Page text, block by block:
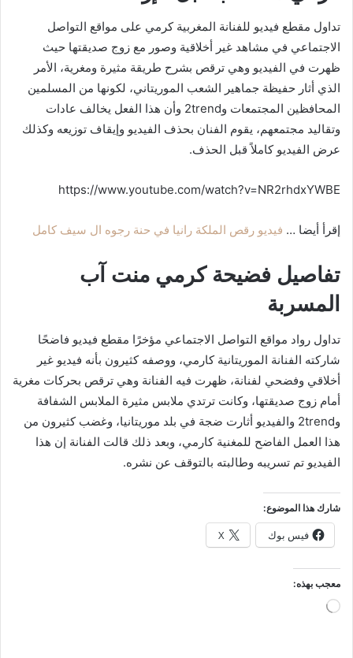
تداول مقطع فيديو للفنانة المغربية كرمي على مواقع التواصل
الاجتماعي في مشاهد غير أخلاقية وصور مع زوج صديقتها حيث
ظهرت في الفيديو وهي ترقص بشرح طريقة مثيرة ومغرية، الأمر
الذي أثار حفيظة جماهير الشعب الموريتاني، لكونها من المسلمين
المحافظين المجتمعات و2trend وأن هذا الفعل يخالف عادات
وتقاليد مجتمعهم، يقوم الفنان بحذف الفيديو وإيقاف توزيعه وكذلك
عرض الفيديو كاملاً قبل الحذف.
https://www.youtube.com/watch?v=NR2rhdxYWBE
إقرأ أيضا … فيديو رقص الملكة رانيا في حنة رجوه ال سيف كامل
تفاصيل فضيحة كرمي منت آب
المسربة
تداول رواد مواقع التواصل الاجتماعي مؤخرًا مقطع فيديو فاضحًا
شاركته الفنانة الموريتانية كارمي، ووصفه كثيرون بأنه فيديو غير
أخلاقي وفضحي لفنانة، ظهرت فيه الفنانة وهي ترقص بحركات مغرية
أمام زوج صديقتها، وكانت ترتدي ملابس مثيرة الملابس الشفافة
و2trend والفيديو أثارت ضجة في بلد موريتانيا، وغضب كثيرون من
هذا العمل الفاضح للمغنية كارمي، وبعد ذلك قالت الفنانة إن هذا
الفيديو تم تسريبه وطالبته بالتوقف عن نشره.
شارك هذا الموضوع:
فيس بوك X
معجب بهذه:
جاري